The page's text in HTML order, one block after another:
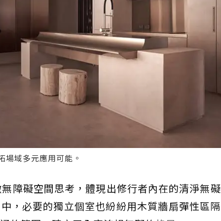
場域多元應用可能。
障礙空間思考，體現出修行者內在的清淨無
，必要的獨立個室也紛紛用木質牆扇彈性區